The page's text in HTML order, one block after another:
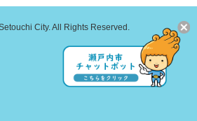
City. All Rights Reserved.